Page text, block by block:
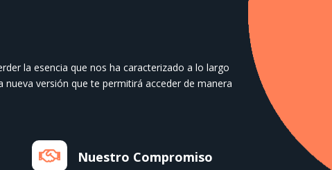
la esencia que nos ha caracterizado a lo largo
versión que te permitirá acceder de manera
 Nuestro Compromiso